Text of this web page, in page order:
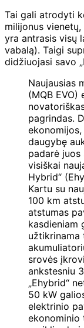
Tai gali atrodyti
milijonus vienetų,
yra antrasis visų
vabalą). Taigi
didžiuojasi savo
Naujausias
(MQB
pagrindas.
ekonomijos,
daugybę
padarė
visiškai
Hybrid“
Kartu su
100 km
atstumas
kasdieniam
užtikrinama
srovės
ankstesniu
„Ehybrid“
50 kW
elektrinio
ekonominio